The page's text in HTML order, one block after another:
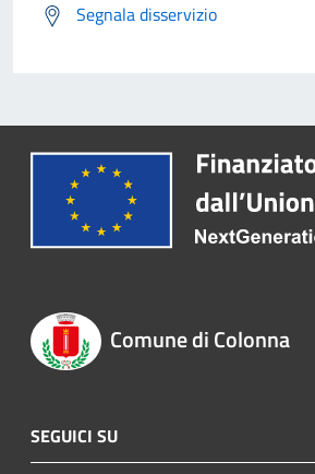
Segnala disservizio
Comune di Colonna
SEGUICI SU